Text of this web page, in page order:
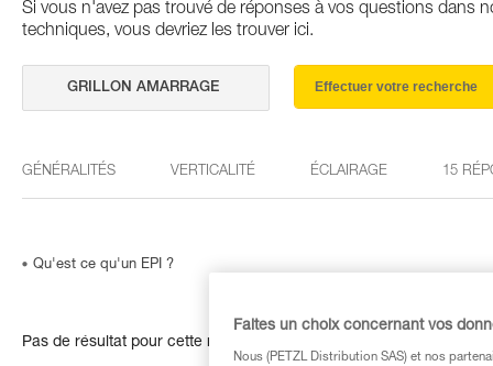
Si vous n'avez pas trouvé de réponses à vos questions dans
techniques, vous devriez les trouver ici.
Effectuer votre recherche
GÉNÉRALITÉS VERTICALITÉ ÉCLAIRAGE 15
Qu'est ce qu'un EPI ?
Pas de résultat pour cette recherche
Faites un choix concernant vos
Nous (PETZL Distribution SAS) et nos